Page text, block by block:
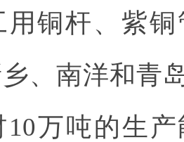
用铜杆、紫
、南洋和青
10万吨的生